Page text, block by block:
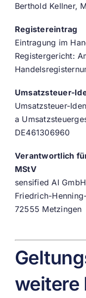
Berthold Kellner,
Registereintrag
Eintragung im
Registergericht:
Umsatzsteuer-
Umsatzsteuer-
a
DE461306960
Verantwortlich
MStV
sensified AI GmbH
Friedrich-
72555 Metzingen
weitere